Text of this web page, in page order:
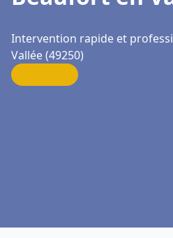
Intervention rapide et
Vallée (49250)